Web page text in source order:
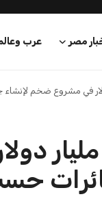
مصر عرب
البنتاجون